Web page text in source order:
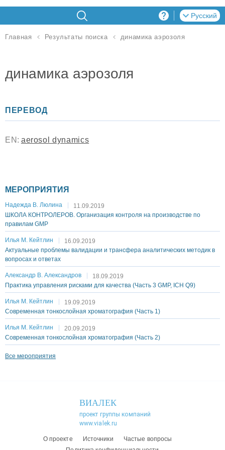
Русский
Главная Результаты поиска динамика аэрозоля
динамика аэрозоля
ПЕРЕВОД
EN: aerosol dynamics
МЕРОПРИЯТИЯ
Надежда В. Люлина
11.09.2019
ШКОЛА КОНТРОЛЕРОВ. Организация контроля на производстве по
правилам GMP
Илья М. Кейтлин
16.09.2019
Актуальные проблемы валидации и трансфера аналитических методик в
вопросах и ответах
Александр В. Александров
18.09.2019
Практика управления рисками для качества (Часть 3 GMP, ICH Q9)
Илья М. Кейтлин
19.09.2019
Современная тонкослойная хроматография (Часть 1)
Илья М. Кейтлин
20.09.2019
Современная тонкослойная хроматография (Часть 2)
Все мероприятия
ВИАЛЕК
проект группы компаний
www.vialek.ru
О проекте Источники
Частые вопросы